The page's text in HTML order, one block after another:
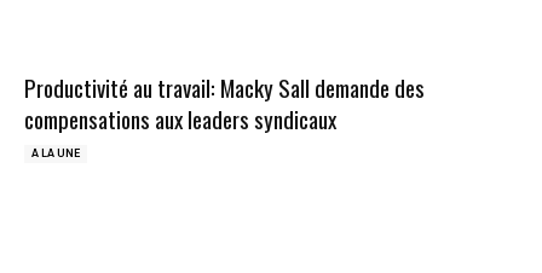
Productivité au travail: Macky Sall demande des
compensations aux leaders syndicaux
A LA UNE